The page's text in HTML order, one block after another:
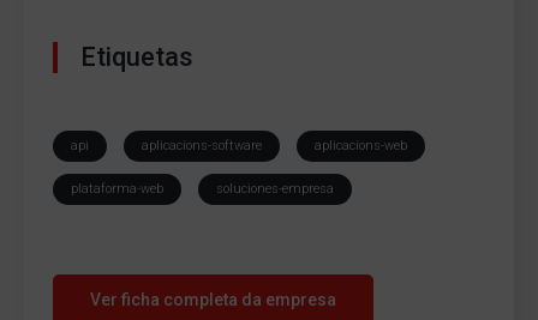
Etiquetas
api aplicacions-software aplicacions-web
plataforma-web soluciones-empresa
Ver ficha completa da empresa